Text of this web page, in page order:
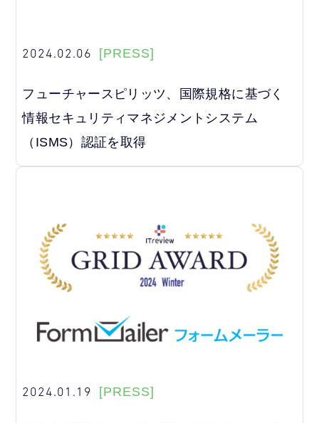
2024.02.06 [PRESS]
フューチャースピリッツ、国際規格に基づく
情報セキュリティマネジメントシステム
（ISMS）認証を取得
2024.01.19 [PRESS]